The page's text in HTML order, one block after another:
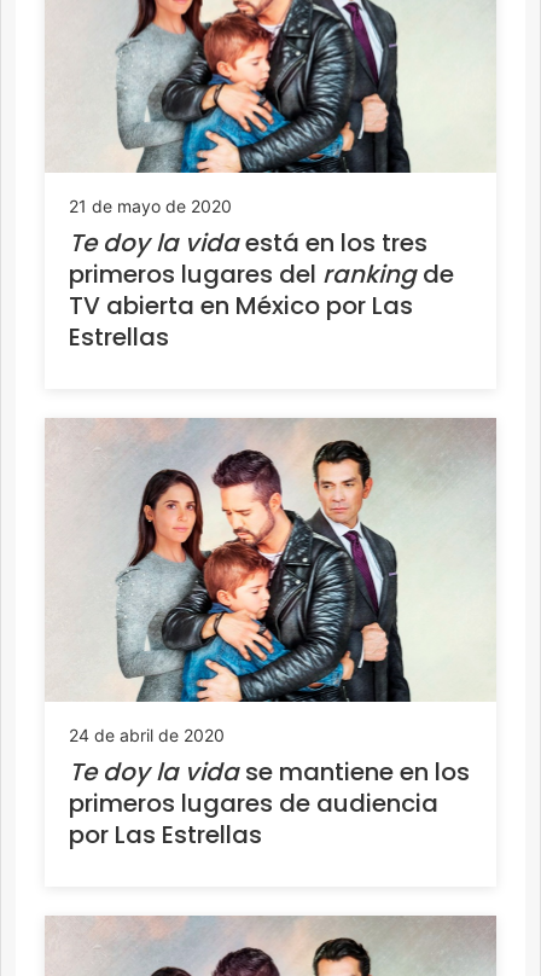
21 de mayo de 2020
Te doy la vidaestá en los tres
primeros lugares del rankingde
TV abierta en México por Las
Estrellas
24 de abril de 2020
Te doy la vidase mantiene en los
primeros lugares de audiencia
por Las Estrellas